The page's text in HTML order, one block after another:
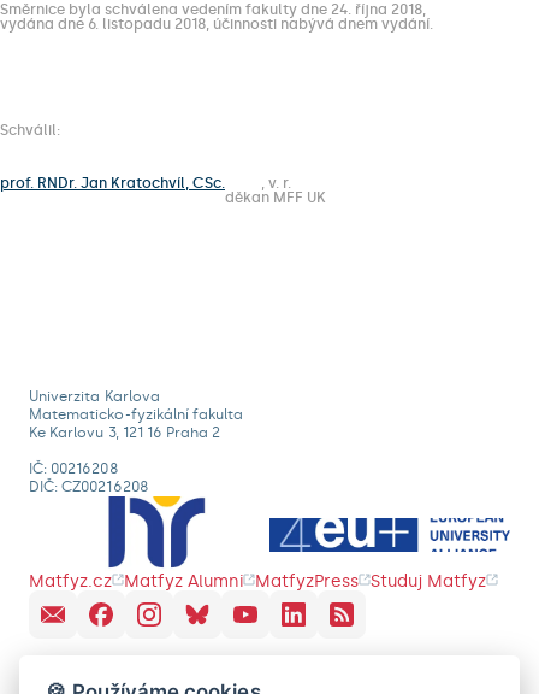
Směrnice byla schválena vedením fakulty dne 24. října 2018,
vydána dne 6. listopadu 2018, účinnosti nabývá dnem vydání.
Schválil:
prof. RNDr. Jan Kratochvíl, CSc.
, v. r.
děkan MFF UK
Univerzita Karlova
Matematicko-fyzikální fakulta
Ke Karlovu 3, 121 16 Praha 2
IČ: 00216208
DIČ: CZ00216208
Matfyz.cz Matfyz Alumni MatfyzPress Studuj Matfyz